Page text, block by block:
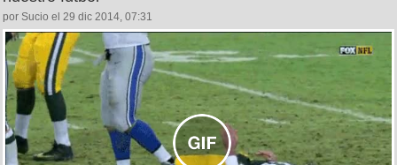
por Sucio el 29 dic 2014, 07:31